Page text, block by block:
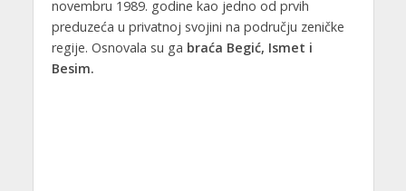
novembru 1989. godine kao jedno od prvih
preduzeća u privatnoj svojini na području zeničke
regije. Osnovala su ga braća Begić, Ismet i
Besim.